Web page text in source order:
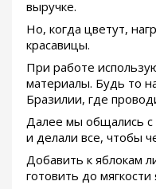
выручке.
Но, когда цветут,
красавицы.
При работе
материалы. Будь то
Бразилии, где
Далее мы общались с
и делали все, чтобы
Добавить к яблокам
готовить до мягкости